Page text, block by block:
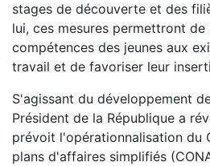
stages de découverte et des
lui, ces mesures permettront
compétences des jeunes aux
travail et de favoriser leur
S'agissant du développement
Président de la République a
prévoit l'opérationnalisation du
plans d'affaires simplifiés